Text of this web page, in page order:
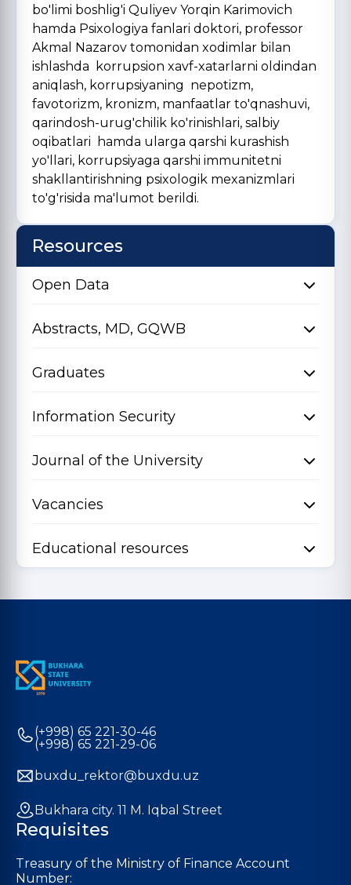
bo'limi boshlig'i Quliyev Yorqin Karimovich
hamda Psixologiya fanlari doktori, professor
Akmal Nazarov tomonidan xodimlar bilan
ishlashda korrupsion xavf-xatarlarni oldindan
aniqlash, korrupsiyaning nepotizm,
favotorizm, kronizm, manfaatlar to'qnashuvi,
qarindosh-urug'chilik ko'rinishlari, salbiy
oqibatlari hamda ularga qarshi kurashish
yo'llari, korrupsiyaga qarshi immunitetni
shakllantirishning psixologik mexanizmlari
to'g'risida ma'lumot berildi.
Resources
Open Data
Abstracts, MD, GQWB
Graduates
Information Security
Journal of the University
Vacancies
Educational resources
(+998) 65 221-30-46
(+998) 65 221-29-06
buxdu_rektor@buxdu.uz
Bukhara city. 11 M. Iqbal Street
Requisites
Treasury of the Ministry of Finance Account
Number: